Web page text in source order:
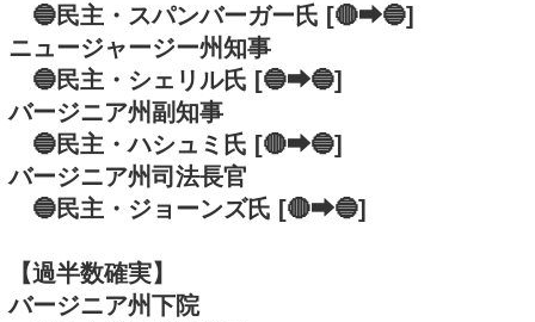
🔵民主・スパンバーガー氏 [🔴⮕🔵]
ニュージャージー州知事
🔵民主・シェリル氏 [🔵⮕🔵]
バージニア州副知事
🔵民主・ハシュミ氏 [🔴⮕🔵]
バージニア州司法長官
🔵民主・ジョーンズ氏 [🔴⮕🔵]
【過半数確実】
バージニア州下院